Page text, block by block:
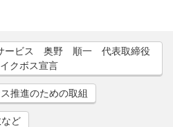
ービス 奥野 順一 代表取締役
クボス宣言
推進のための取組
ど